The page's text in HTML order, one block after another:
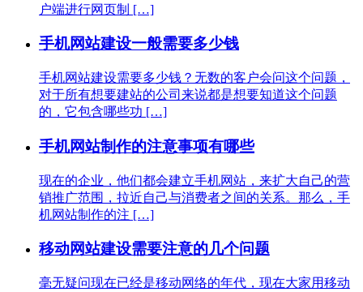
户端进行网页制 […]
手机网站建设一般需要多少钱
手机网站建设需要多少钱？无数的客户会问这个问题，
对于所有想要建站的公司来说都是想要知道这个问题
的，它包含哪些功 […]
手机网站制作的注意事项有哪些
现在的企业，他们都会建立手机网站，来扩大自己的营
销推广范围，拉近自己与消费者之间的关系。那么，手
机网站制作的注 […]
移动网站建设需要注意的几个问题
毫无疑问现在已经是移动网络的年代，现在大家用移动